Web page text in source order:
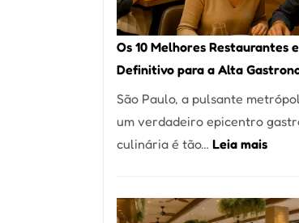
artesanal
no
forno
à
lenha
na
Vila
Os 10 Melhores Restaurantes
Definitivo para a Alta
São Paulo, a pulsante
um verdadeiro epicentro
culinária é tão… Leia mais: